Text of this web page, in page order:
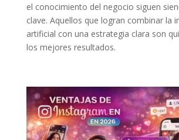
el conocimiento del negocio siguen
clave. Aquellos que logran combinar la
artificial con una estrategia clara son
los mejores resultados.